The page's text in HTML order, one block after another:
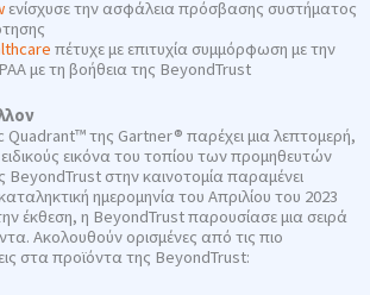
ενίσχυσε την ασφάλεια πρόσβασης συστήματος
πέτυχε με επιτυχία συμμόρφωση με την
με τη βοήθεια της BeyondTrust
Quadrant™ της Gartner® παρέχει μια λεπτομερή,
εικόνα του τοπίου των προμηθευτών
BeyondTrust στην καινοτομία παραμένει
ημερομηνία του Απριλίου του 2023
έκθεση, η BeyondTrust παρουσίασε μια σειρά
Ακολουθούν ορισμένες από τις πιο
στα προϊόντα της BeyondTrust: